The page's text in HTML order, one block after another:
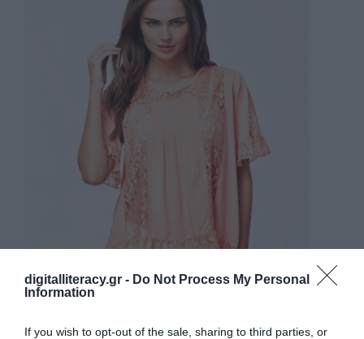
digitalliteracy.gr - Do Not Process My Personal
Information
If you wish to opt-out of the sale, sharing to third parties, or